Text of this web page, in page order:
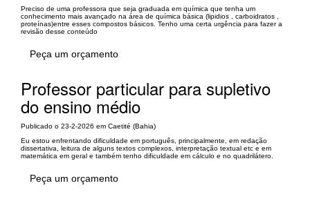
Preciso de uma professora que seja graduada em química que tenha um
conhecimento mais avançado na área de química básica (lipidios , carboidratos ,
proteínas)entre esses compostos básicos. Tenho uma certa urgência para fazer a
revisão desse conteúdo
Peça um orçamento
Professor particular para supletivo
do ensino médio
Publicado o 23-2-2026 em Caetité (Bahia)
Eu estou enfrentando dificuldade em português, principalmente, em redação
dissertativa, leitura de alguns textos complexos, interpretação textual etc e em
matemática em geral e também tenho dificuldade em cálculo e no quadrilátero.
Peça um orçamento